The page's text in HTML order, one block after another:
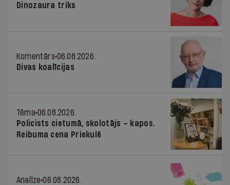
Dinozaura triks
Komentārs 06.08.2026.
Divas koalīcijas
Tēma 06.08.2026.
Policists cietumā, skolotājs – kapos.
Reibuma cena Priekulē
Analīze 06.08.2026.